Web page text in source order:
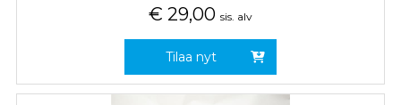
€ 29,00 sis. alv
Tilaa nyt